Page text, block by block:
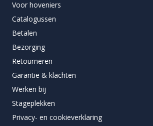
Voor hoveniers
Catalogussen
Betalen
Bezorging
Retourneren
Garantie & klachten
Werken bij
Stageplekken
Privacy- en cookieverklaring